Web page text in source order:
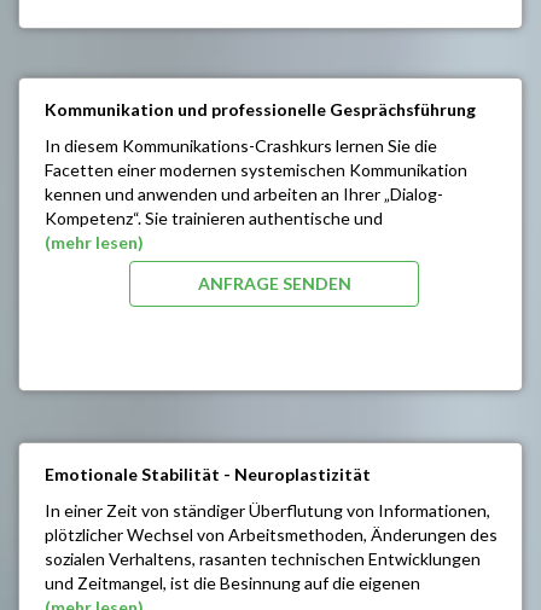
Signale
persönlichen Repertoires an Körperhaltungen
Verbesserung der kinästhetischen Wahrnehmung
(Bewegungsgefühl), Verbesserung der
Überzeugungskraft
Bewusstere Kommunikation interpersoneller
Einstellungen
Abbau emotionaler Blockaden
Vertieftes Körperverständnis
Erwecken individueller Anlagen und kreativer
Kommunikation und professionelle Gesprächsführung
In diesem Kommunikations-Crashkurs lernen Sie die
Facetten einer modernen systemischen Kommunikation
kennen und anwenden und arbeiten an Ihrer „Dialog-
Kompetenz“. Sie trainieren authentische und
wertschätzende Kommunikationstechniken für eine
souveräne und selbstsichere Gesprächsführung mit Ihren
MitarbeiterInnen, KollegInnen sowie Ihren KundInnen.
Strategien der Ärgerkontrolle
Mut zur überzeugenden Selbstdarstellung
Sicherheit im Auftreten
Erkennen von Problembereichen
Realistische Selbsteinschätzung
Entwickeln von persönlichen Strategien
(mehr lesen)
ANFRAGE SENDEN
Emotionale Stabilität - Neuroplastizität
In einer Zeit von ständiger Überflutung von Informationen,
plötzlicher Wechsel von Arbeitsmethoden, Änderungen des
sozialen Verhaltens, rasanten technischen Entwicklungen
und Zeitmangel, ist die Besinnung auf die eigenen